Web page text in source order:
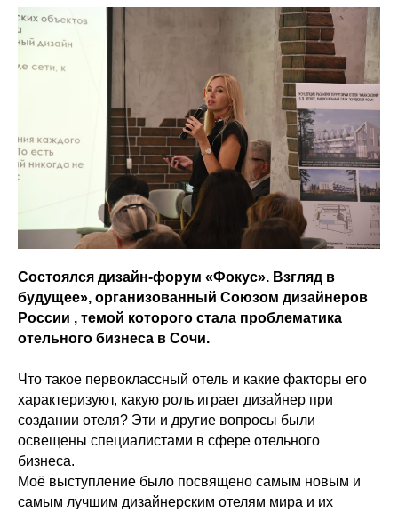
Состоялся дизайн-форум «Фокус». Взгляд в
будущее», организованный Союзом дизайнеров
России , темой которого стала проблематика
отельного бизнеса в Сочи.
Что такое первоклассный отель и какие факторы его
характеризуют, какую роль играет дизайнер при
создании отеля? Эти и другие вопросы были
освещены специалистами в сфере отельного
бизнеса.
Моё выступление было посвящено самым новым и
самым лучшим дизайнерским отелям мира и их